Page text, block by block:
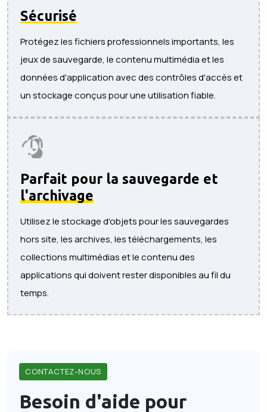
Sécurisé
Protégez les fichiers professionnels importants, les
jeux de sauvegarde, le contenu multimédia et les
données d'application avec des contrôles d'accès et
un stockage conçus pour une utilisation fiable.
Parfait pour la sauvegarde et
l'archivage
Utilisez le stockage d'objets pour les sauvegardes
hors site, les archives, les téléchargements, les
collections multimédias et le contenu des
applications qui doivent rester disponibles au fil du
temps.
CONTACTEZ-NOUS
Besoin d'aide pour